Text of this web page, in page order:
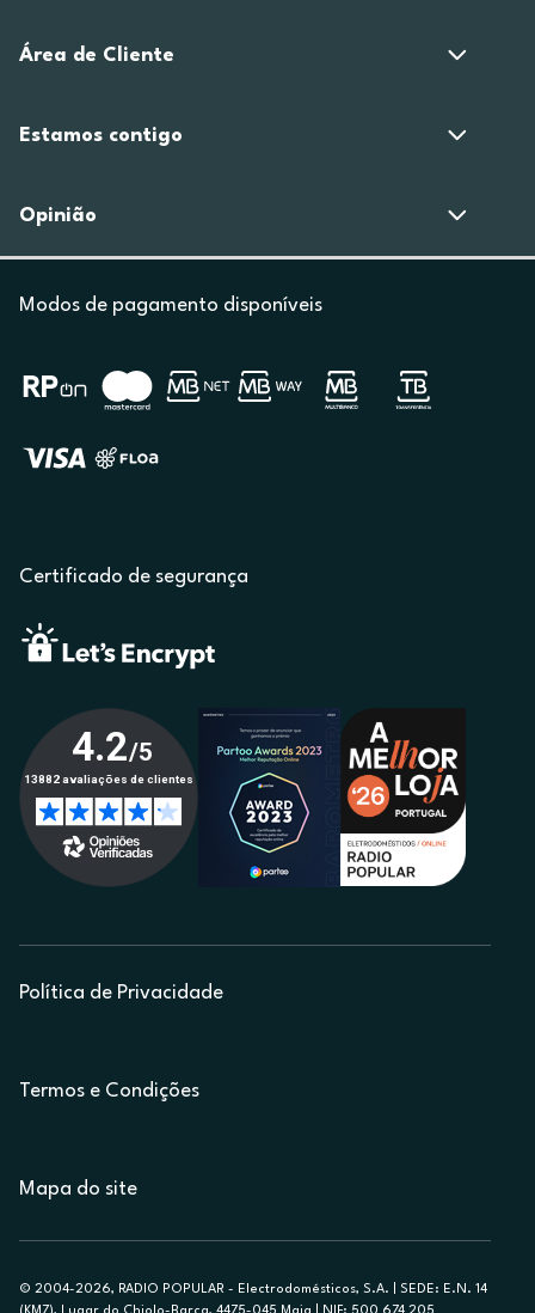
Área de Cliente
Estamos contigo
Opinião
Modos de pagamento disponíveis
Certificado de segurança
Política de Privacidade
Termos e Condições
Mapa do site
© 2004-2026, RADIO POPULAR - Electrodomésticos, S.A. | SEDE: E.N. 14